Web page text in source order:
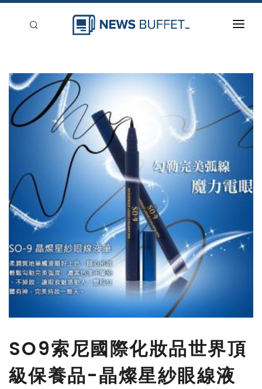
新聞稿分類
登入
SO9索尼國際化妝品世界頂
級保養品-晶燦星紗眼線液